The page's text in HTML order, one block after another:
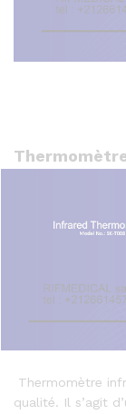
Thermomètre
qualité. Il s’agit